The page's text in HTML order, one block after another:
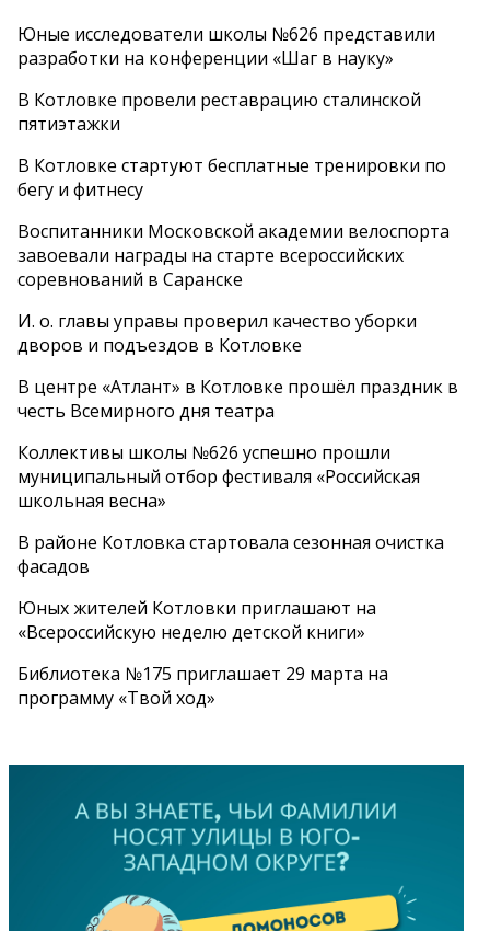
Юные исследователи школы №626 представили
разработки на конференции «Шаг в науку»
В Котловке провели реставрацию сталинской
пятиэтажки
В Котловке стартуют бесплатные тренировки по
бегу и фитнесу
Воспитанники Московской академии велоспорта
завоевали награды на старте всероссийских
соревнований в Саранске
И. о. главы управы проверил качество уборки
дворов и подъездов в Котловке
В центре «Атлант» в Котловке прошёл праздник в
честь Всемирного дня театра
Коллективы школы №626 успешно прошли
муниципальный отбор фестиваля «Российская
школьная весна»
В районе Котловка стартовала сезонная очистка
фасадов
Юных жителей Котловки приглашают на
«Всероссийскую неделю детской книги»
Библиотека №175 приглашает 29 марта на
программу «Твой ход»